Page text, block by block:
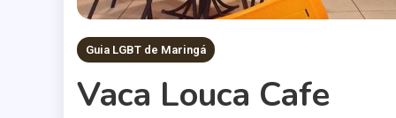
Guia LGBT de Maringá
Vaca Louca Cafe